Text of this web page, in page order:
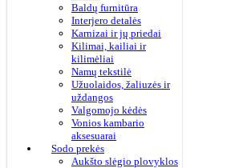
Baldų furnitūra
Interjero detalės
Karnizai ir jų priedai
Kilimai, kailiai ir
kilimėliai
Namų tekstilė
Užuolaidos, žaliuzės ir
uždangos
Valgomojo kėdės
Vonios kambario
aksesuarai
Sodo prekės
Aukšto slėgio plovyklos